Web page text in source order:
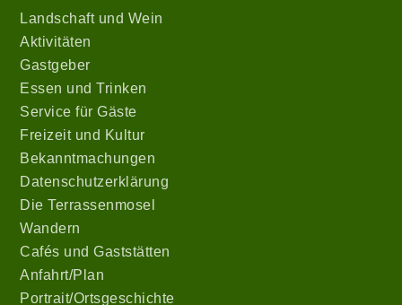
Landschaft und Wein
Aktivitäten
Gastgeber
Essen und Trinken
Service für Gäste
Freizeit und Kultur
Bekanntmachungen
Datenschutzerklärung
Die Terrassenmosel
Wandern
Cafés und Gaststätten
Anfahrt/Plan
Portrait/Ortsgeschichte